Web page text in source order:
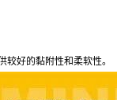
好的黏附性和柔软性。